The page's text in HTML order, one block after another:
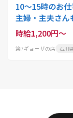
10～15時のお
主婦・主夫さん
時給1,200円～
第7ギョーザの店 石川